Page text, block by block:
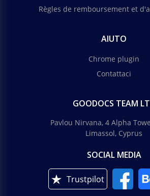
Règles de remboursement et
AIUTO
Chrome plugin
Contattaci
GOODOCS TEAM
Pavlou Nirvana, 4 Alpha
Limassol, Cyprus
SOCIAL MEDIA
Trustpilot